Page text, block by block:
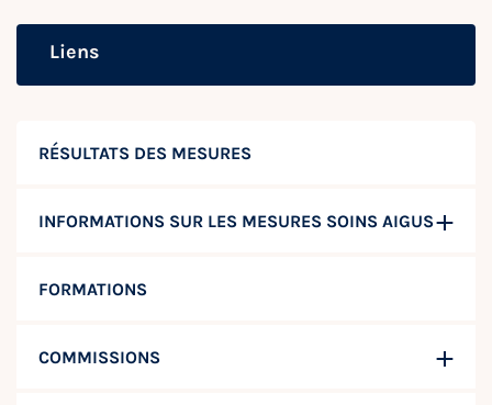
RÉSULTATS DES MESURES
INFORMATIONS SUR LES MESURES SOINS AIGUS
FORMATIONS
COMMISSIONS
Liens